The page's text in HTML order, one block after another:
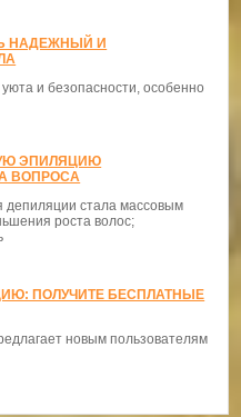
НАДЕЖНЫЙ И
и безопасности, особенно
ЭПИЛЯЦИЮ
ВОПРОСА
депиляции стала массовым
роста волос;
ПОЛУЧИТЕ БЕСПЛАТНЫЕ
новым пользователям